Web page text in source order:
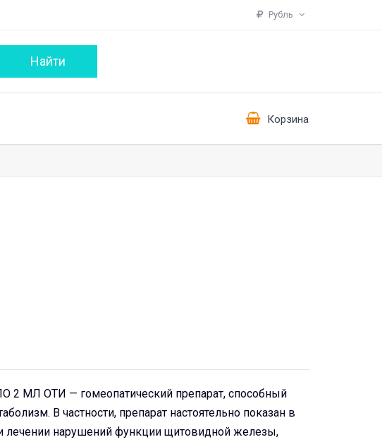
Рубль
Корзина
ОТИ — гомеопатический препарат, способный
В частности, препарат настоятельно показан в
лечении нарушений функции щитовидной железы,